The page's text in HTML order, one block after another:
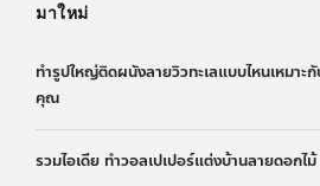
มาใหม่
ทำรูปใหญ่ติดผนังลายวิวทะเลแบบไหนเหมาะ
คุณ
รวมไอเดีย ทำวอลเปเปอร์แต่งบ้านลายดอกไ